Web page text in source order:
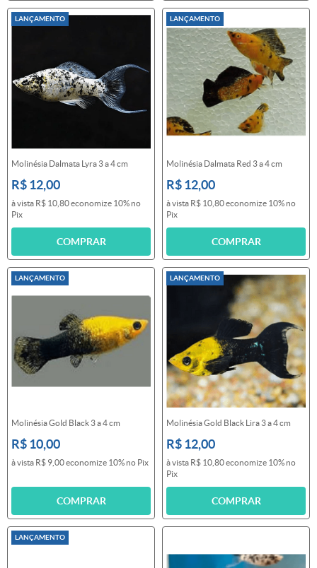
LANÇAMENTO
Molinésia Dalmata Lyra 3 a 4 cm
R$ 12,00
à vista R$ 10,80economize 10% no
Pix
COMPRAR
LANÇAMENTO
Molinésia Dalmata Red 3 a 4 cm
R$ 12,00
à vista R$ 10,80economize 10% no
Pix
COMPRAR
LANÇAMENTO
Molinésia Gold Black 3 a 4 cm
R$ 10,00
à vista R$ 9,00economize 10% no Pix
COMPRAR
LANÇAMENTO
Molinésia Gold Black Lira 3 a 4 cm
R$ 12,00
à vista R$ 10,80economize 10% no
Pix
COMPRAR
LANÇAMENTO